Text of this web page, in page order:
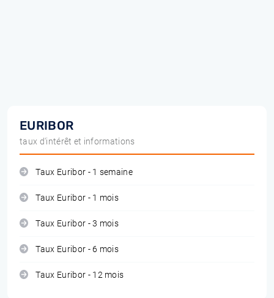
EURIBOR
taux d'intérêt et informations
Taux Euribor - 1 semaine
Taux Euribor - 1 mois
Taux Euribor - 3 mois
Taux Euribor - 6 mois
Taux Euribor - 12 mois